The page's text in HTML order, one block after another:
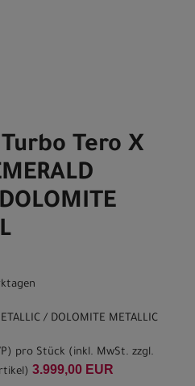
Tero X
/ DOLOMITE METALLIC
) pro Stück (inkl. MwSt. zzgl.
) 3.999,00 EUR